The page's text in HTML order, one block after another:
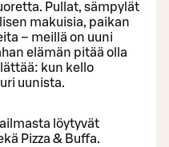
Pullat, sämpylät
makuisia, paikan
– meillä on uuni
elämän pitää olla
kun kello
uunista.
löytyvät
Pizza & Buffa.